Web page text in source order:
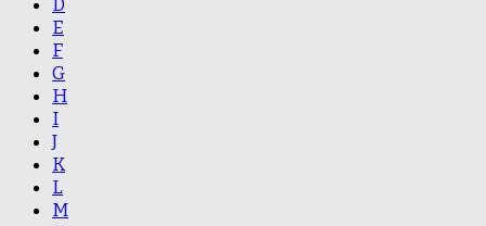
E
F
G
H
I
J
K
L
M